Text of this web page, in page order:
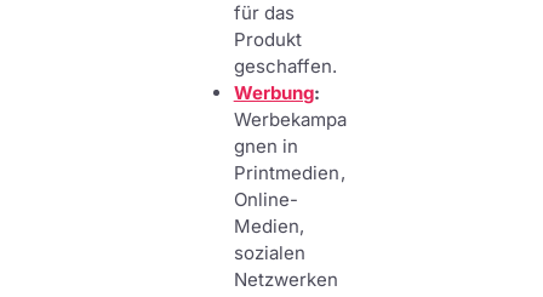
für das
Produkt
geschaffen.
Werbung:
Werbekampa
gnen in
Printmedien,
Online-
Medien,
sozialen
Netzwerken